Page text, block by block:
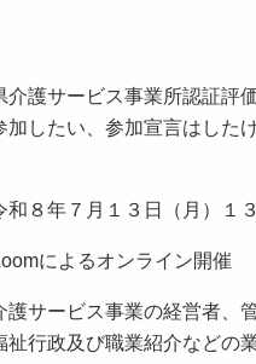
護サービス事業所認証評
したい、参加宣言はした
７月１３日（月）１３
によるオンライン開催
ービス事業の経営者、管
業紹介などの業務